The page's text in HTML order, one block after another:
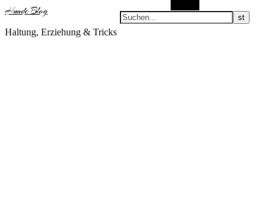
Hunde Blog
Haltung, Erziehung & Tricks